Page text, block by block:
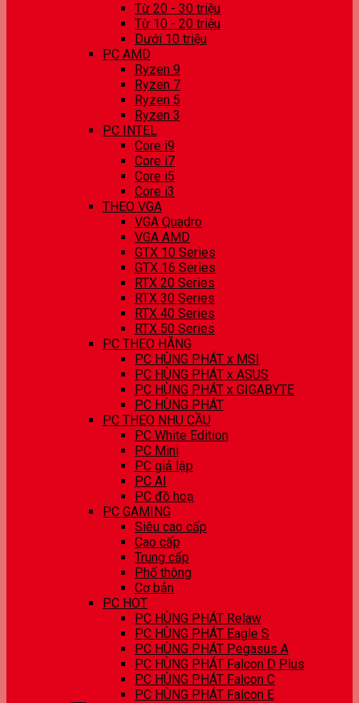
Từ 20 - 30 triệu
Từ 10 - 20 triệu
Dưới 10 triệu
PC AMD
Ryzen 9
Ryzen 7
Ryzen 5
Ryzen 3
PC INTEL
Core i9
Core i7
Core i5
Core i3
THEO VGA
VGA Quadro
VGA AMD
GTX 10 Series
GTX 16 Series
RTX 20 Series
RTX 30 Series
RTX 40 Series
RTX 50 Series
PC THEO HÃNG
PC HÙNG PHÁT x MSI
PC HÙNG PHÁT x ASUS
PC HÙNG PHÁT x GIGABYTE
PC HÙNG PHÁT
PC THEO NHU CẦU
PC White Edition
PC Mini
PC giả lập
PC AI
PC đồ hoạ
PC GAMING
Siêu cao cấp
Cao cấp
Trung cấp
Phổ thông
Cơ bản
PC HOT
PC HÙNG PHÁT Relaw
PC HÙNG PHÁT Eagle S
PC HÙNG PHÁT Pegasus A
PC HÙNG PHÁT Falcon D Plus
PC HÙNG PHÁT Falcon C
PC HÙNG PHÁT Falcon E